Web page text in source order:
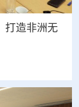
打造非洲无